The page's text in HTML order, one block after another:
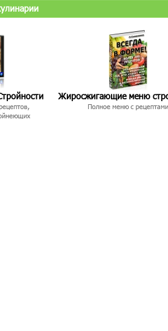
Жиросжигающие меню
Полное меню с рецептами